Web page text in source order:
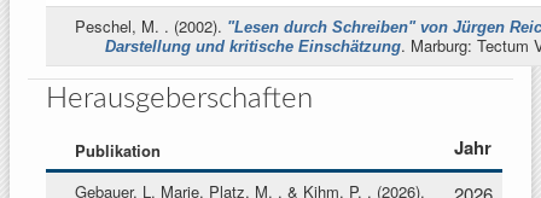
Peschel, M. . (2002). "Lesen durch Schreiben" von Jürgen
Darstellung und kritische Einschätzung. Marburg: Tectum
Herausgeberschaften
Publikation Jahr
Gebauer, L. Marie, Platz, M. , & Kihm, P. . (2026).